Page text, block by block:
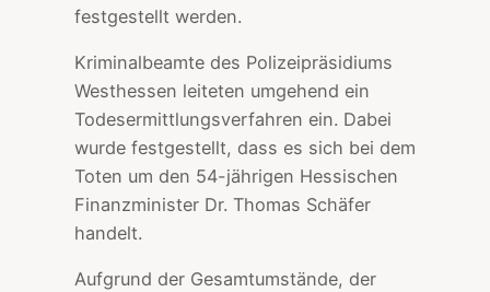
festgestellt werden.
Kriminalbeamte des Polizeipräsidiums
Westhessen leiteten umgehend ein
Todesermittlungsverfahren ein. Dabei
wurde festgestellt, dass es sich bei dem
Toten um den 54-jährigen Hessischen
Finanzminister Dr. Thomas Schäfer
handelt.
Aufgrund der Gesamtumstände, der